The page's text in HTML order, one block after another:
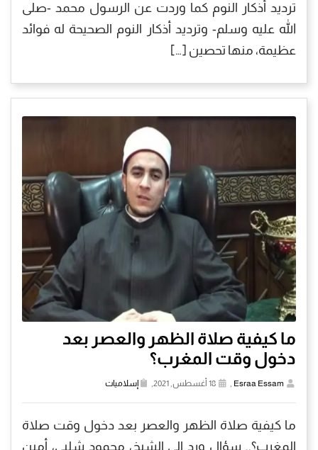
ترديد أذكار النوم كما وردت عن الرسول محمد -صلى
الله عليه وسلم- وترديد أذكار النوم الصحيحة له فوائد
عظيمة، منها تحصين […]
ما كيفية صلاة الظهر والعصر بعد
دخول وقت المغرب؟
Esraa Essam
, إسلاميات
ما كيفية صلاة الظهر والعصر بعد دخول وقت صلاة
المغرب؟.. سؤال ورد إلى الشيخ، محمود شلبي، أمين